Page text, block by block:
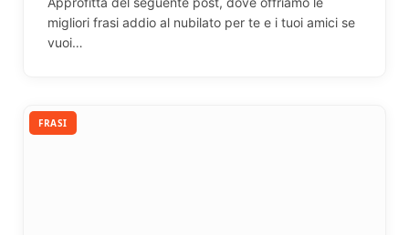
migliori frasi addio al nubilato per te e i tuoi amici se
vuoi…
FRASI